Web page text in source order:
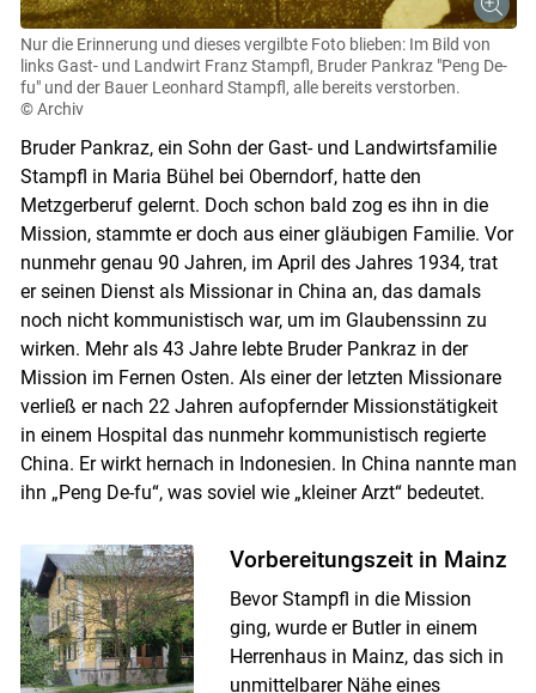
Nur die Erinnerung und dieses vergilbte Foto blieben: Im Bild von
links Gast- und Landwirt Franz Stampfl, Bruder Pankraz "Peng De-
fu" und der Bauer Leonhard Stampfl, alle bereits verstorben.
© Archiv
Bruder Pankraz, ein Sohn der Gast- und Landwirtsfamilie
Stampfl in Maria Bühel bei Oberndorf, hatte den
Metzgerberuf gelernt. Doch schon bald zog es ihn in die
Mission, stammte er doch aus einer gläubigen Familie. Vor
nunmehr genau 90 Jahren, im April des Jahres 1934, trat
er seinen Dienst als Missionar in China an, das damals
noch nicht kommunistisch war, um im Glaubenssinn zu
wirken. Mehr als 43 Jahre lebte Bruder Pankraz in der
Mission im Fernen Osten. Als einer der letzten Missionare
verließ er nach 22 Jahren aufopfernder Missionstätigkeit
in einem Hospital das nunmehr kommunistisch regierte
China. Er wirkt hernach in Indonesien. In China nannte man
ihn „Peng De-fu“, was soviel wie „kleiner Arzt“ bedeutet.
Vorbereitungszeit in Mainz
Bevor Stampfl in die Mission
ging, wurde er Butler in einem
Herrenhaus in Mainz, das sich in
unmittelbarer Nähe eines